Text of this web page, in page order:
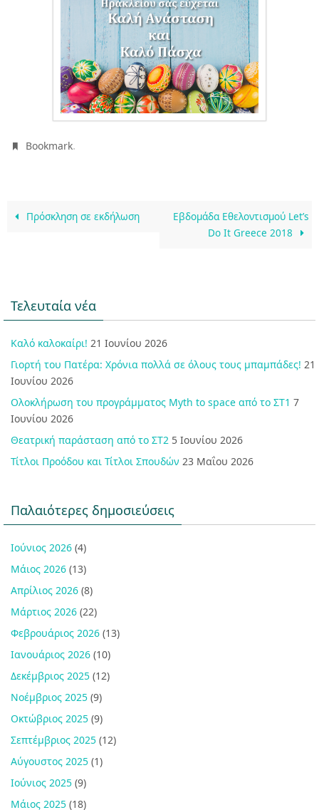
Bookmark.
Πρόσκληση σε εκδήλωση
Εβδομάδα Εθελοντισμού Let’s
Do It Greece 2018
Τελευταία νέα
Καλό καλοκαίρι! 21 Ιουνίου 2026
Γιορτή του Πατέρα: Χρόνια πολλά σε όλους τους μπαμπάδες! 21
Ιουνίου 2026
Ολοκλήρωση του προγράμματος Myth to space από το ΣΤ1 7
Ιουνίου 2026
Θεατρική παράσταση από το ΣΤ2 5 Ιουνίου 2026
Τίτλοι Προόδου και Τίτλοι Σπουδών 23 Μαΐου 2026
Παλαιότερες δημοσιεύσεις
Ιούνιος 2026 (4)
Μάιος 2026 (13)
Απρίλιος 2026 (8)
Μάρτιος 2026 (22)
Φεβρουάριος 2026 (13)
Ιανουάριος 2026 (10)
Δεκέμβριος 2025 (12)
Νοέμβριος 2025 (9)
Οκτώβριος 2025 (9)
Σεπτέμβριος 2025 (12)
Αύγουστος 2025 (1)
Ιούνιος 2025 (9)
Μάιος 2025 (18)